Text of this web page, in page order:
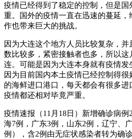
疫情已经得到了稳定的控制，但是
重。国外的疫情一直在迅速的蔓延
作也带来巨大的挑战。
因为大连这个地方人员比较复杂，并
数比较多，紧密接触者也多，所以
连。可能是因为大连本身就有疫情发
因为目前国内本土疫情已经控制得
的海鲜进口港口，每天都会有很多
疫情都还相对毕竟严重。
疫情速报（11月18日）新增确诊病例
海7例，广东3例，山东2例，辽宁、
例），含2例由无症状感染者转为确